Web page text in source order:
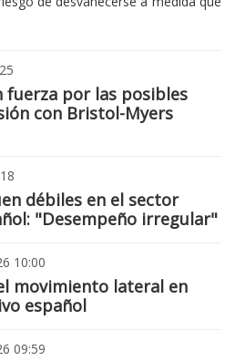
fuerza por las posibles
con Bristol-Myers
débiles en el sector
"Desempeño irregular"
10:00
movimiento lateral en
español
09:59